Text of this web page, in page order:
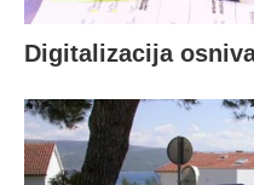
Digitalizacija